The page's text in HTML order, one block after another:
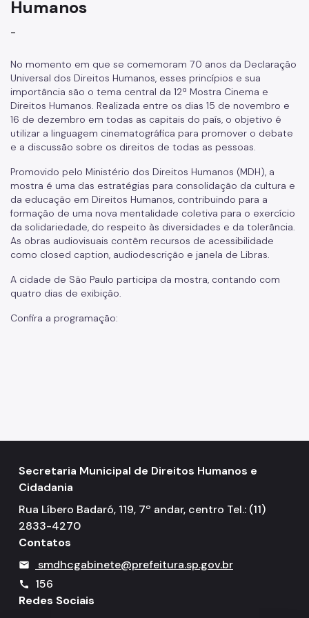
Prêmio Municipal de Educação em Direitos Humanos
Prêmio Dom Paulo Evaristo Arns
Prêmio Alceri Maria Gomes da Silva
Comitê Municipal de Educação em Direitos Humanos
Humanos
-
No momento em que se comemoram 70 anos da Declaração
Universal dos Direitos Humanos, esses princípios e sua
importância são o tema central da 12ª Mostra Cinema e
Direitos Humanos. Realizada entre os dias 15 de novembro e
16 de dezembro em todas as capitais do país, o objetivo é
utilizar a linguagem cinematográfica para promover o debate
e a discussão sobre os direitos de todas as pessoas.
Promovido pelo Ministério dos Direitos Humanos (MDH), a
mostra é uma das estratégias para consolidação da cultura e
da educação em Direitos Humanos, contribuindo para a
formação de uma nova mentalidade coletiva para o exercício
da solidariedade, do respeito às diversidades e da tolerância.
As obras audiovisuais contêm recursos de acessibilidade
como closed caption, audiodescrição e janela de Libras.
A cidade de São Paulo participa da mostra, contando com
quatro dias de exibição.
Confira a programação:
Secretaria Municipal de Direitos Humanos e
Cidadania
Rua Líbero Badaró, 119, 7º andar, centro Tel.: (11)
2833-4270
Contatos
mail smdhcgabinete@prefeitura.sp.gov.br
call
156
Redes Sociais